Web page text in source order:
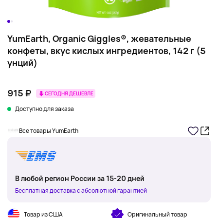
YumEarth, Organic Giggles®, жевательные
конфеты, вкус кислых ингредиентов, 142 г (5
унций)
915 ₽ СЕГОДНЯ ДЕШЕВЛЕ
Доступно для заказа
Все товары YumEarth
В любой регион России за 15-20 дней
Бесплатная доставка с абсолютной гарантией
Товар из США Оригинальный товар